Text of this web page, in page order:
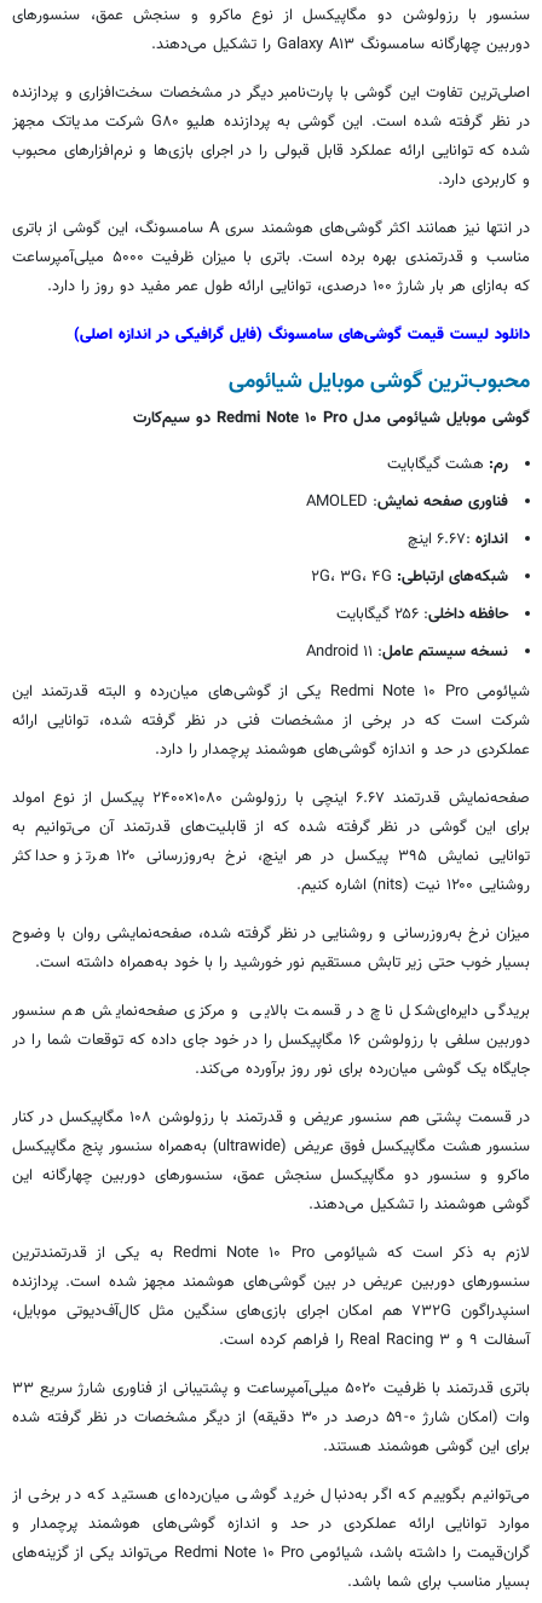
سنسور با رزولوشن دو مگاپیکسل از نوع ماکرو و سنجش عمق، سنسورهای
دوربین چهارگانه سامسونگ Galaxy A۱۳ را تشکیل می‌دهند.
اصلی‌ترین تفاوت این گوشی با پارت‌نامبر دیگر در مشخصات سخت‌افزاری و پردازنده
در نظر گرفته شده است. این گوشی به پردازنده هلیو G۸۰ شرکت مدیاتک مجهز
شده که توانایی ارائه عملکرد قابل قبولی را در اجرای بازی‌ها و نرم‌افزارهای محبوب
و کاربردی دارد.
در انتها نیز همانند اکثر گوشی‌های هوشمند سری A سامسونگ، این گوشی از باتری
مناسب و قدرتمندی بهره برده است. باتری با میزان ظرفیت ۵۰۰۰ میلی‌آمپرساعت
که به‌ازای هر بار شارژ ۱۰۰ درصدی، توانایی ارائه طول عمر مفید دو روز را دارد.
دانلود لیست قیمت گوشی‌های سامسونگ (فایل گرافیکی در اندازه اصلی)
محبوب‌ترین گوشی موبایل شیائومی
گوشی موبایل شیائومی مدل Redmi Note ۱۰ Pro دو سیم‌کارت
رم: هشت گیگابایت
فناوری صفحه نمایش: AMOLED
اندازه:۶.۶۷ اینچ
شبکه‌های ارتباطی:
حافظه داخلی: ۲۵۶ گیگابایت
نسخه سیستم عامل: ۱۱ Android
شیائومی Redmi Note ۱۰ Pro یکی از گوشی‌های میان‌رده و البته قدرتمند این
شرکت است که در برخی از مشخصات فنی در نظر گرفته شده، توانایی ارائه
عملکردی در حد و اندازه گوشی‌های هوشمند پرچمدار را دارد.
صفحه‌نمایش قدرتمند ۶.۶۷ اینچی با رزولوشن ۱۰۸۰×۲۴۰۰ پیکسل از نوع امولد
برای این گوشی در نظر گرفته شده که از قابلیت‌های قدرتمند آن می‌توانیم به
توانایی نمایش ۳۹۵ پیکسل در هر اینچ، نرخ به‌روزرسانی ۱۲۰ هرتز و حداکثر
روشنایی ۱۲۰۰ نیت (nits) اشاره کنیم.
میزان نرخ به‌روزرسانی و روشنایی در نظر گرفته شده، صفحه‌نمایشی روان با وضوح
بسیار خوب حتی زیر تابش مستقیم نور خورشید را با خود به‌همراه داشته است.
بریدگی دایره‌ای‌شکل ناچ در قسمت بالایی و مرکزی صفحه‌نمایش هم سنسور
دوربین سلفی با رزولوشن ۱۶ مگاپیکسل را در خود جای داده که توقعات شما را در
جایگاه یک گوشی میان‌رده برای نور روز برآورده می‌کند.
در قسمت پشتی هم سنسور عریض و قدرتمند با رزولوشن ۱۰۸ مگاپیکسل در کنار
سنسور هشت مگاپیکسل فوق عریض (ultrawide) به‌همراه سنسور پنج مگاپیکسل
ماکرو و سنسور دو مگاپیکسل سنجش عمق، سنسورهای دوربین چهارگانه این
گوشی هوشمند را تشکیل می‌دهند.
لازم به ذکر است که شیائومی Redmi Note ۱۰ Pro به یکی از قدرتمندترین
سنسورهای دوربین عریض در بین گوشی‌های هوشمند مجهز شده است. پردازنده
اسنپدراگون ۷۳۲G هم امکان اجرای بازی‌های سنگین مثل کال‌آف‌دیوتی موبایل،
آسفالت ۹ و Real Racing ۳ را فراهم کرده است.
باتری قدرتمند با ظرفیت ۵۰۲۰ میلی‌آمپرساعت و پشتیبانی از فناوری شارژ سریع ۳۳
وات (امکان شارژ ۰-۵۹ درصد در ۳۰ دقیقه) از دیگر مشخصات در نظر گرفته شده
برای این گوشی هوشمند هستند.
می‌توانیم بگوییم که اگر به‌دنبال خرید گوشی میان‌رده‌ای هستید که در برخی از
موارد توانایی ارائه عملکردی در حد و اندازه گوشی‌های هوشمند پرچمدار و
گران‌قیمت را داشته باشد، شیائومی Redmi Note ۱۰ Pro می‌تواند یکی از گزینه‌های
بسیار مناسب برای شما باشد.